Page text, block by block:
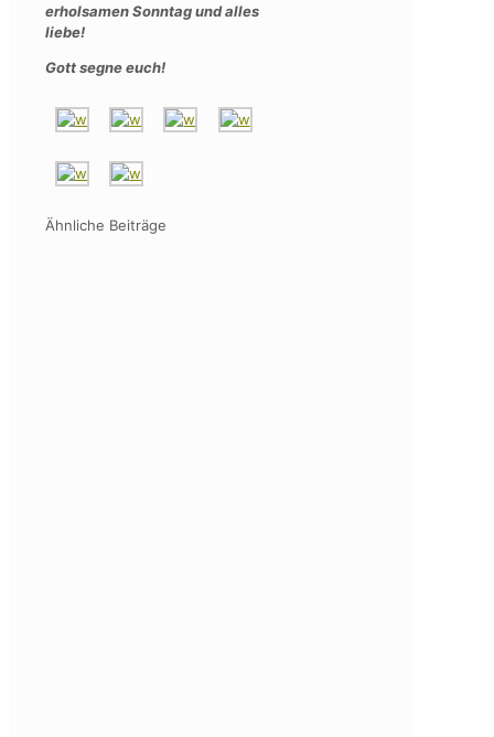
erholsamen Sonntag und alles
liebe!
Gott segne euch!
Ähnliche Beiträge